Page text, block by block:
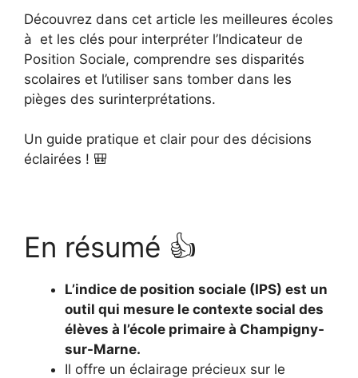
Découvrez dans cet article les meilleures écoles
à et les clés pour interpréter l’Indicateur de
Position Sociale, comprendre ses disparités
scolaires et l’utiliser sans tomber dans les
pièges des surinterprétations.
Un guide pratique et clair pour des décisions
éclairées ! 🎒
En résumé 👍
L’indice de position sociale (IPS) est un
outil qui mesure le contexte social des
élèves à l’école primaire à Champigny-
sur-Marne.
Il offre un éclairage précieux sur le